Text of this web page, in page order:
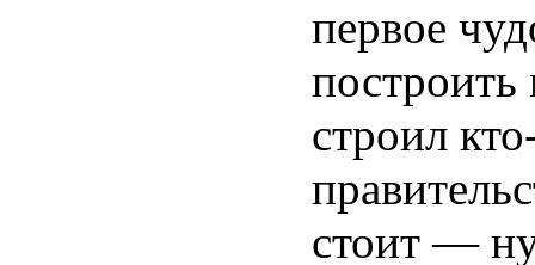
первое
построить
строил
стоит —